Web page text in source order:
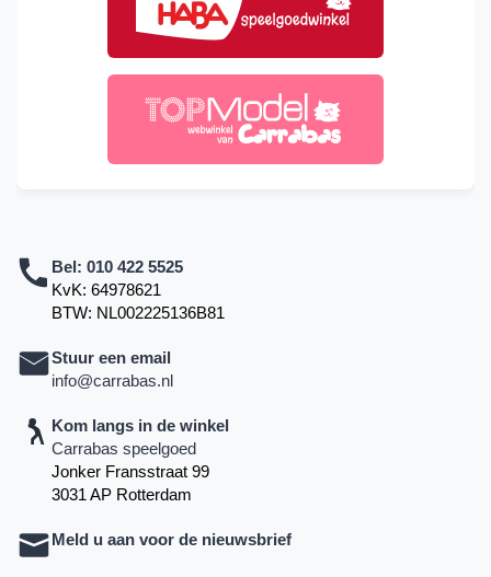
Bel: 010 422 5525
KvK: 64978621
BTW: NL002225136B81
Stuur een email
info@carrabas.nl
Kom langs in de winkel
Carrabas speelgoed
Jonker Fransstraat 99
3031 AP Rotterdam
Meld u aan voor de nieuwsbrief